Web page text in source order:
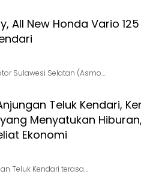
All New Honda Vario
Sulawesi Selatan (Asmo…
Teluk Kendari,
Menyatukan Hiburan,
Ekonomi
Teluk Kendari terasa…